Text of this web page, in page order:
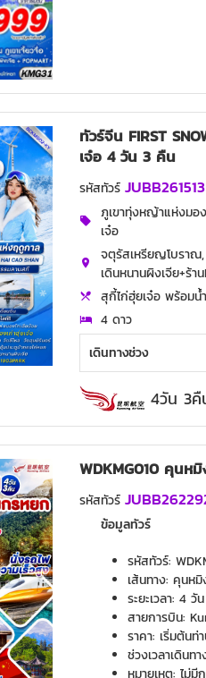
ทัวร์จีน FIRST
เจ๋อ 4 วัน 3 คืน
รหัสทัวร์ JUBB261513
ภูเขาทุ่งหญ้าแห่งมอ
เจ๋อ
จตุรัสเหรียญโบราณ
เดินหนานผิงเจีย+ร้า
สุกี้ไก่ฮุ่ยเจ๋อ พร้อมน้
4 ดาว
เดินทางช่วง
4วัน 3คื
WDKMG010 คุนห
รหัสทัวร์
ข้อมูลทัวร์
รหัสทัวร์:
เส้นทาง: คุนห
ระยะเวลา: 4 วั
สายการบิน:
ราคา: เริ่มต้นท่
ช่วงเวลาเดิน
หมายเหตุ: ไม่มี